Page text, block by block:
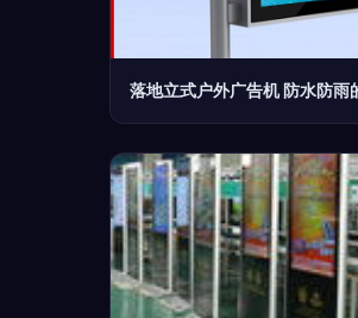
落地立式户外广告机 防水防雨